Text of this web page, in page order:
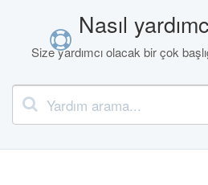
Nasıl
Size yardımcı olacak bir çok